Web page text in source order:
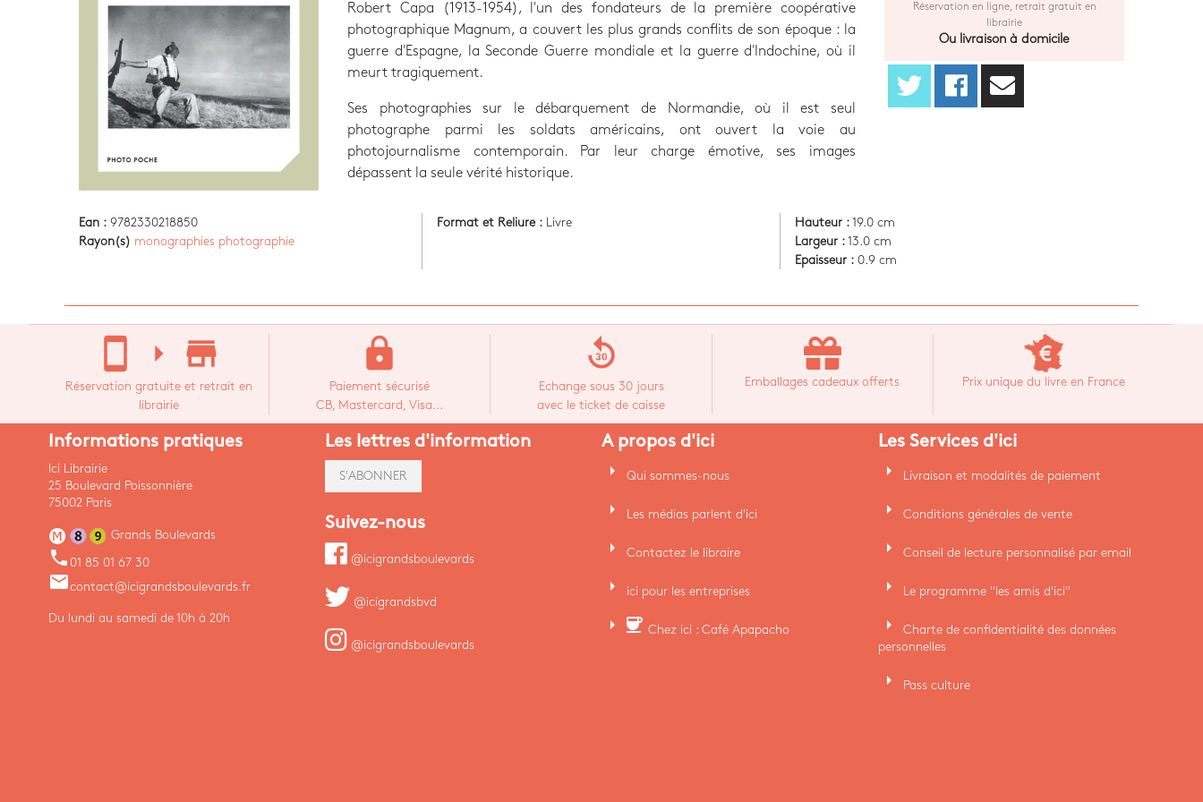
Robert Capa (1913-1954), l'un des fondateurs de la première coopérative
photographique Magnum, a couvert les plus grands conflits de son époque : la
guerre d'Espagne, la Seconde Guerre mondiale et la guerre d'Indochine, où il
meurt tragiquement.
Ses photographies sur le débarquement de Normandie, où il est seul
photographe parmi les soldats américains, ont ouvert la voie au
photojournalisme contemporain. Par leur charge émotive, ses images
dépassent la seule vérité historique.
Réservation en ligne, retrait gratuit en
librairie
Ou livraison à domicile
Ean : 9782330218850
Rayon(s) monographies photographie
Format et Reliure : Livre Hauteur : 19.0 cm
Largeur : 13.0 cm
Epaisseur : 0.9 cm
stay_current_portrait arrow_right store_mall_directory
Réservation gratuite et retrait en
librairie
lock
Paiement sécurisé
CB, Mastercard, Visa...
replay_30
Echange sous 30 jours
avec le ticket de caisse
Emballages cadeaux offerts Prix unique du livre en France
Informations pratiques
Ici Librairie
25 Boulevard Poissonnière
75002 Paris
Grands Boulevards
phone 01 85 01 67 30
emailcontact@icigrandsboulevards.fr
Du lundi au samedi de 10h à 20h
Les lettres d'information
S'ABONNER
Suivez-nous
@icigrandsboulevards
@icigrandsbvd
@icigrandsboulevards
A propos d'ici
arrow_right Qui sommes-nous
arrow_right Les médias parlent d'ici
arrow_right Contactez le libraire
arrow_right ici pour les entreprises
arrow_right coffee Chez ici : Café Apapacho
Les Services d'ici
arrow_right Livraison et modalités de paiement
arrow_right Conditions générales de vente
arrow_right Conseil de lecture personnalisé par email
arrow_right Le programme "les amis d'ici"
arrow_right
Charte de confidentialité des données
personnelles
arrow_right Pass culture